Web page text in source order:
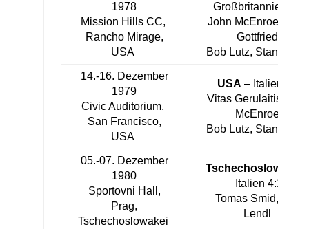
1978
Mission Hills CC,
Rancho Mirage,
USA
Großbritannien 4:1
John McEnroe,
Gottfried,
Bob Lutz, Stan
14.-16. Dezember
1979
Civic Auditorium,
San Francisco,
USA
USA – Italien 5:0
Vitas Gerulaitis,
McEnroe,
Bob Lutz, Stan
05.-07. Dezember
1980
Sportovni Hall,
Prag,
Tschechoslowakei
Tschechoslowakei
Italien 4:1
Tomas Smid, Ivan
Lendl